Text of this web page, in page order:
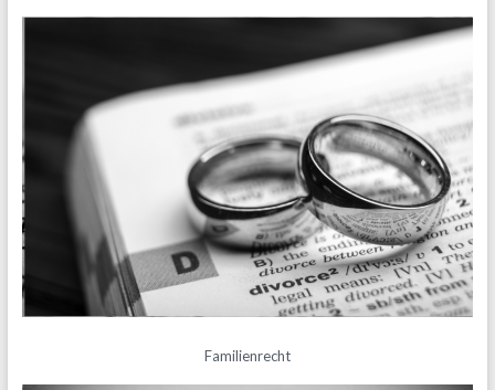
Familienrecht